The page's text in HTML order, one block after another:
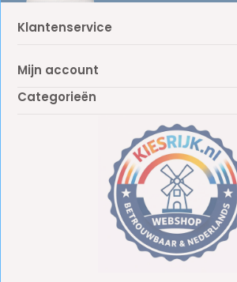
Klantenservice
Mijn account
Categorieën